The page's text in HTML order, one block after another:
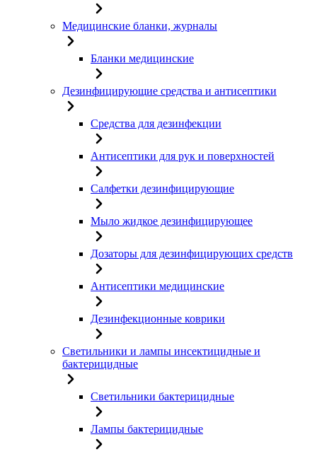
Медицинские бланки, журналы
Бланки медицинские
Дезинфицирующие средства и антисептики
Средства для дезинфекции
Антисептики для рук и поверхностей
Салфетки дезинфицирующие
Мыло жидкое дезинфицирующее
Дозаторы для дезинфицирующих средств
Антисептики медицинские
Дезинфекционные коврики
Светильники и лампы инсектицидные и
бактерицидные
Светильники бактерицидные
Лампы бактерицидные